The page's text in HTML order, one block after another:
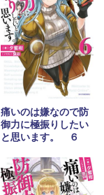
痛いのは嫌なので防
御力に極振りしたい
と思います。 ６